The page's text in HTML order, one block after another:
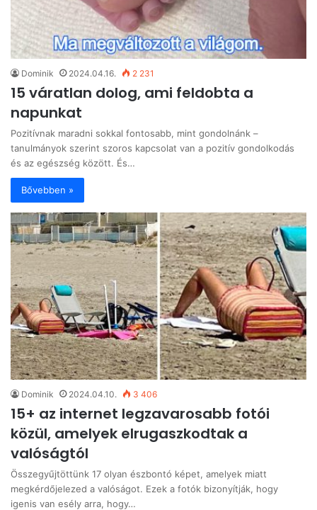
Dominik 2024.04.16. 2 231
15 váratlan dolog, ami feldobta a
napunkat
Pozitívnak maradni sokkal fontosabb, mint gondolnánk –
tanulmányok szerint szoros kapcsolat van a pozitív gondolkodás
és az egészség között. És…
Bővebben »
Dominik 2024.04.10. 3 406
15+ az internet legzavarosabb fotói
közül, amelyek elrugaszkodtak a
valóságtól
Összegyűjtöttünk 17 olyan észbontó képet, amelyek miatt
megkérdőjelezed a valóságot. Ezek a fotók bizonyítják, hogy
igenis van esély arra, hogy…